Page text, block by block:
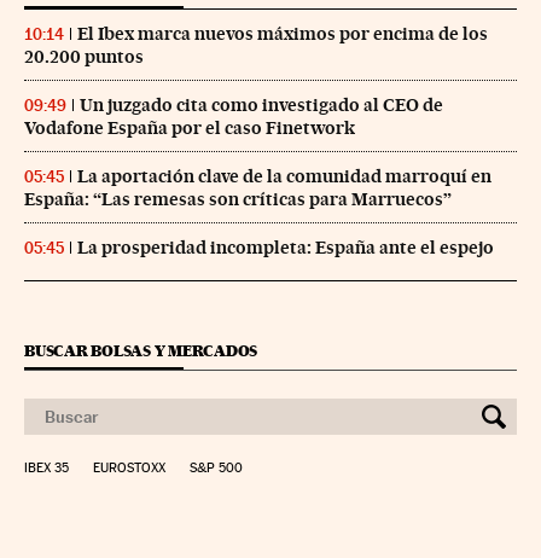
10:14
El Ibex marca nuevos máximos por encima de los
20.200 puntos
09:49
Un juzgado cita como investigado al CEO de
Vodafone España por el caso Finetwork
05:45
La aportación clave de la comunidad marroquí en
España: “Las remesas son críticas para Marruecos”
05:45 La prosperidad incompleta: España ante el espejo
BUSCAR BOLSAS Y MERCADOS
IBEX 35 EUROSTOXX S&P 500